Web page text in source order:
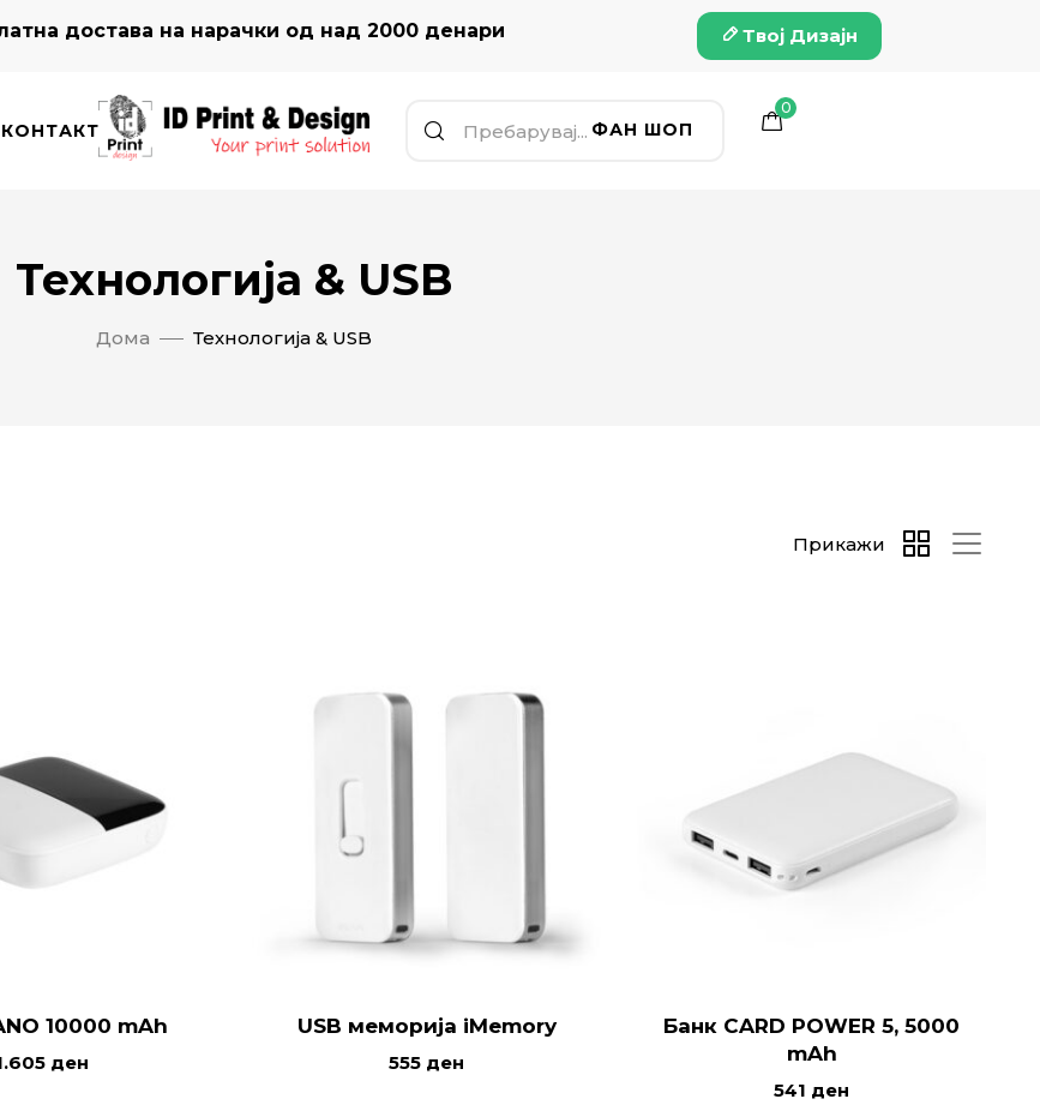
достава на нарачки од над 2000 денари Твој Дизајн
КОНТАКТ ФАН ШОП
0
Технологија & USB
Дома Технологија & USB
Прикажи
10000 mAh
ден
USB меморија iMemory
555 ден
Банк CARD POWER 5, 5000
mAh
541 ден